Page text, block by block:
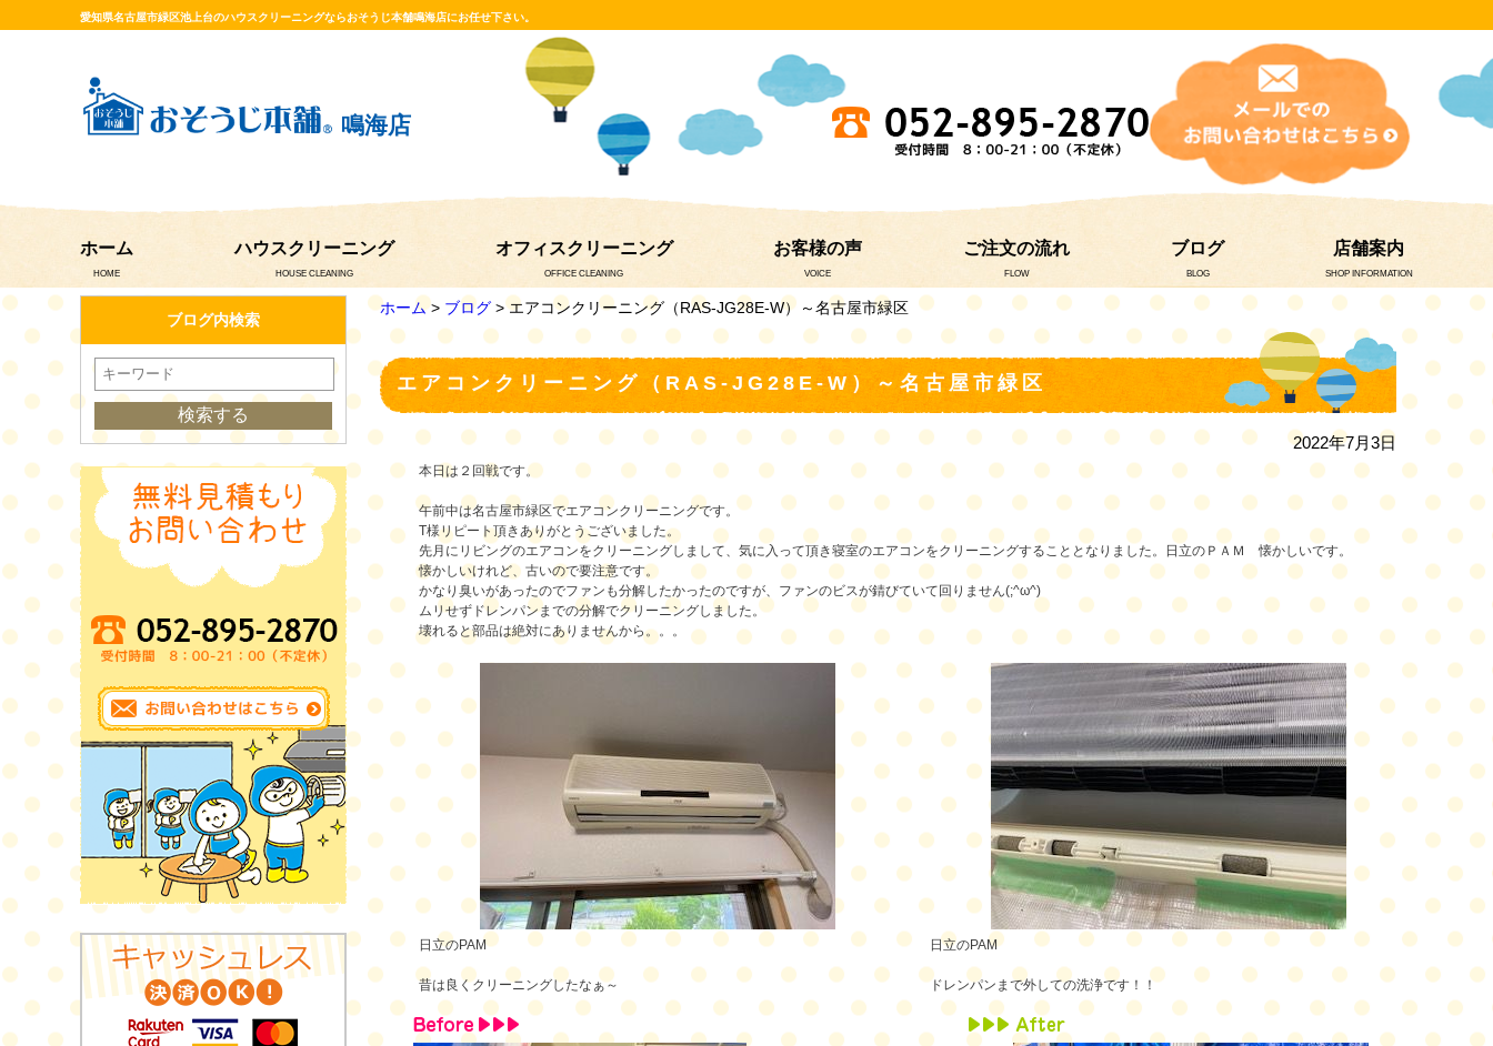
愛知県名古屋市緑区池上台のハウスクリーニングならおそうじ本舗鳴海店にお任せ下さい。
鳴海店
ホーム
HOME
ハウスクリーニング
HOUSE CLEANING
オフィスクリーニング
OFFICE CLEANING
お客様の声
VOICE
ご注文の流れ
FLOW
ブログ
BLOG
店舗案内
SHOP INFORMATION
ホーム> ブログ > エアコンクリーニング（RAS-JG28E-W）～名古屋市緑区
エアコンクリーニング（RAS-JG28E-W）～名古屋市緑区
2022年7月3日
本日は２回戦です。
午前中は名古屋市緑区でエアコンクリーニングです。
T様リピート頂きありがとうございました。
先月にリビングのエアコンをクリーニングしまして、気に入って頂き寝室のエアコンをクリーニングすることとなりました。日立のＰＡＭ 懐かしいです。
懐かしいけれど、古いので要注意です。
かなり臭いがあったのでファンも分解したかったのですが、ファンのビスが錆びていて回りません(;^ω^)
ムリせずドレンパンまでの分解でクリーニングしました。
壊れると部品は絶対にありませんから。。。
日立のPAM
昔は良くクリーニングしたなぁ～
日立のPAM
ドレンパンまで外しての洗浄です！！
ブログ内検索